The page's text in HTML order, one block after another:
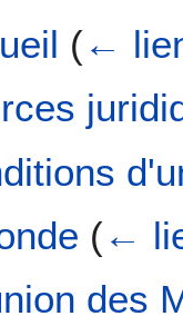
(←
(←
des